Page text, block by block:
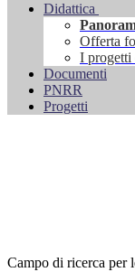
Didattica
Offerta
I progetti
Documenti
PNRR
Progetti
Campo di ricerca per